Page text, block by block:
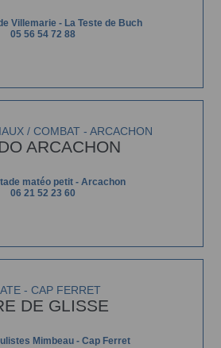
Villemarie - La Teste de Buch
05 56 54 72 88
/ COMBAT - ARCACHON
ARCACHON
matéo petit - Arcachon
06 21 52 23 60
- CAP FERRET
DE GLISSE
Mimbeau - Cap Ferret